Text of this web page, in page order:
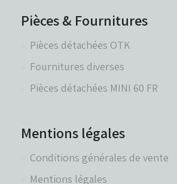
Pièces & Fournitures
Pièces détachées OTK
Fournitures diverses
Pièces détachées MINI 60 FR
Mentions légales
Conditions générales de vente
Mentions légales